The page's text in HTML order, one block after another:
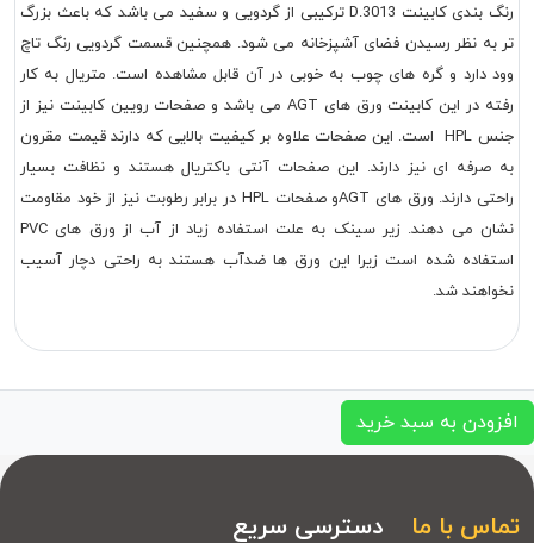
رنگ بندی کابینت D.3013 ترکیبی از گردویی و سفید می باشد که باعث بزرگ
تر به نظر رسیدن فضای آشپزخانه می شود. همچنین قسمت گردویی رنگ تاچ
وود دارد و گره های چوب به خوبی در آن قابل مشاهده است. متریال به کار
رفته در این کابینت ورق های AGT می باشد و صفحات رویین کابینت نیز از
جنس HPL است. این صفحات علاوه بر کیفیت بالایی که دارند قیمت مقرون
به صرفه ای نیز دارند. این صفحات آنتی باکتریال هستند و نظافت بسیار
راحتی دارند. ورق های AGTو صفحات HPL در برابر رطوبت نیز از خود مقاومت
نشان می دهند. زیر سینک به علت استفاده زیاد از آب از ورق های PVC
استفاده شده است زیرا این ورق ها ضدآب هستند به راحتی دچار آسیب
نخواهند شد.
افزودن به سبد خرید
تماس با ما دسترسی سریع